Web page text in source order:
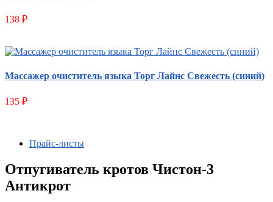
138 ₽
Массажер очиститель языка Торг Лайнс Свежесть (синий)
135 ₽
Прайс-листы
Отпугиватель кротов Чистон-3
Антикрот